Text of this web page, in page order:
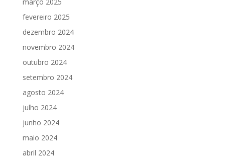
fevereiro 2025
dezembro 2024
novembro 2024
outubro 2024
setembro 2024
agosto 2024
julho 2024
junho 2024
maio 2024
abril 2024